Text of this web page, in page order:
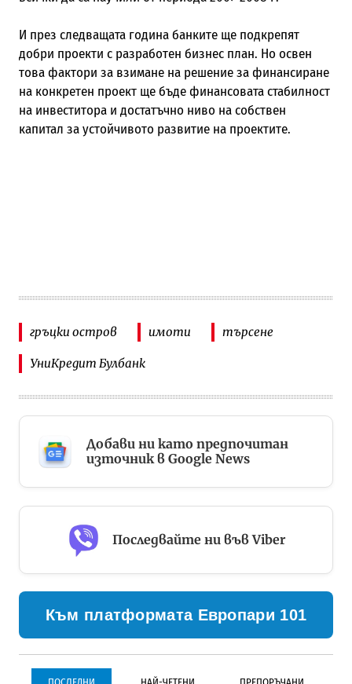
И през следващата година банките ще подкрепят
добри проекти с разработен бизнес план. Но освен
това фактори за взимане на решение за финансиране
на конкретен проект ще бъде финансовата стабилност
на инвеститора и достатъчно ниво на собствен
капитал за устойчивото развитие на проектите.
гръцки остров имоти търсене
УниКредит Булбанк
Добави ни като предпочитан
източник в Google News
Последвайте ни във Viber
Към платформата Европари 101